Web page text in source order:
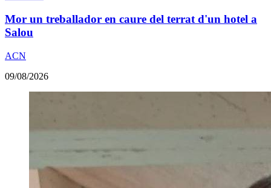
Mor un treballador en caure del terrat d'un hotel a
Salou
ACN
09/08/2026